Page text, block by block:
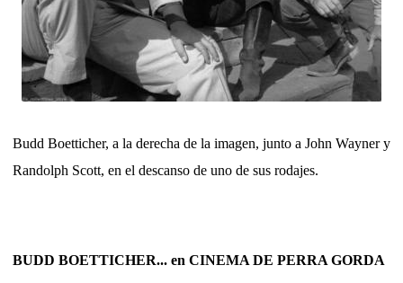
Budd Boetticher, a la derecha de la imagen, junto a John Wayner y
Randolph Scott, en el descanso de uno de sus rodajes.
BUDD BOETTICHER... en CINEMA DE PERRA GORDA